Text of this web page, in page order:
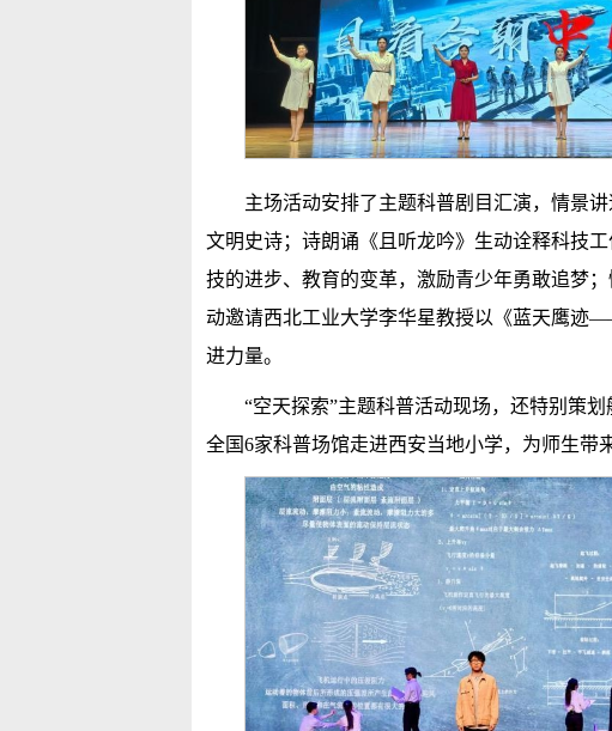
主场活动安排了主题科普剧目汇演，情景
文明史诗；诗朗诵《且听龙吟》生动诠释科技
技的进步、教育的变革，激励青少年勇敢追梦
动邀请西北工业大学李华星教授以《蓝天鹰迹
进力量。
“空天探索”主题科普活动现场，还特别策
全国6家科普场馆走进西安当地小学，为师生带